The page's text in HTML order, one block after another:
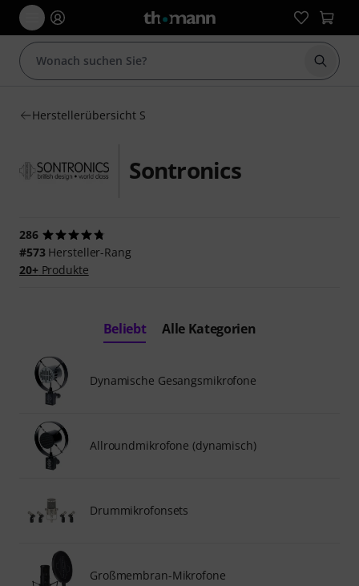
Suche
Herstellerübersicht S
Sontronics
286
#573Hersteller-Rang
20+Produkte
Beliebt Alle Kategorien
Dynamische Gesangsmikrofone
Allroundmikrofone (dynamisch)
Drummikrofonsets
Großmembran-Mikrofone